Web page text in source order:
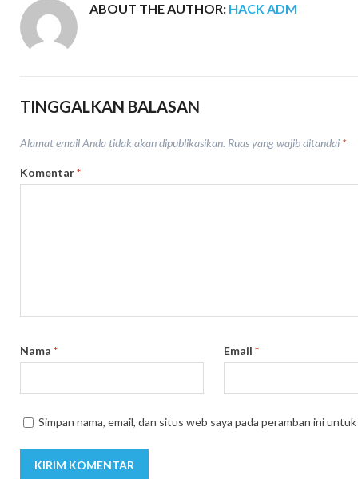
ABOUT THE AUTHOR: HACK ADM
TINGGALKAN BALASAN
Alamat email Anda tidak akan dipublikasikan. Ruas yang wajib ditandai *
Komentar*
Nama * Email *
Simpan nama, email, dan situs web saya pada peramban ini